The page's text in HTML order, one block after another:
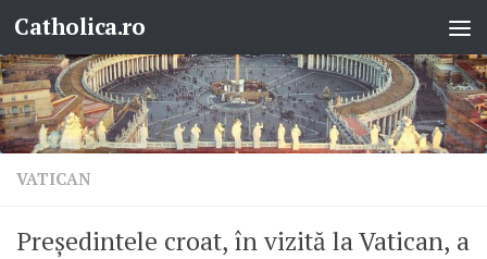
Skip to content
Catholica.ro
VATICAN
Președintele croat, în vizită la Vatican, a